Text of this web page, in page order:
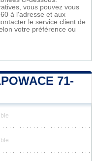
vous pouvez vous
à l'adresse et aux
le service client de
votre préférence ou
71-